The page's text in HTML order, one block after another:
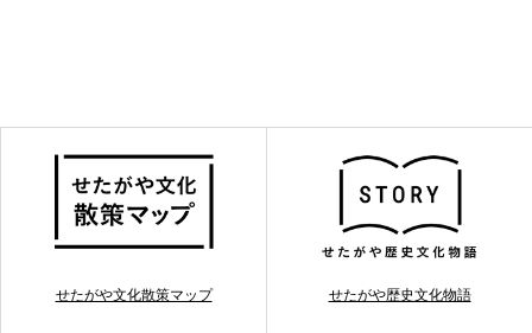
せたがや文化散策マップ せたがや歴史文化物語